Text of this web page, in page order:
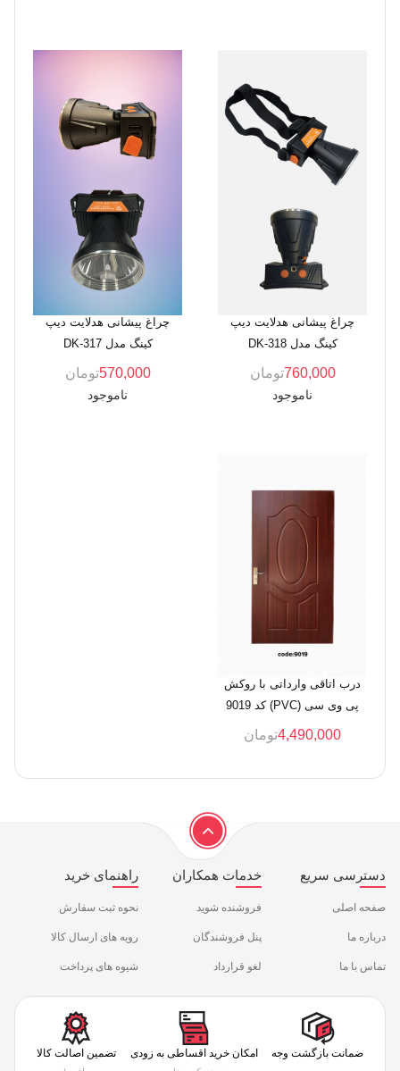
چراغ پیشانی هدلایت دیپ
کینگ مدل DK-318
760,000تومان
ناموجود
چراغ پیشانی هدلایت دیپ
کینگ مدل DK-317
570,000تومان
ناموجود
درب اتاقی وارداتی با روکش
پی وی سی (PVC) کد 9019
4,490,000تومان
دسترسی سریع
صفحه اصلی
درباره ما
تماس با ما
خدمات همکاران
فروشنده شوید
پنل فروشندگان
لغو قرارداد
راهنمای خرید
نحوه ثبت سفارش
رویه های ارسال کالا
شیوه های پرداخت
ضمانت بازگشت وجه امکان خرید اقساطی به زودی تضمین اصالت کالا